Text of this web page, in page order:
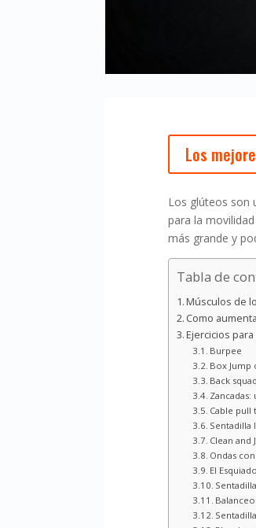
Los
Los glúteos son
para la
más grande y
Tabla de
Músculos de
Como
Ejercicios
Burpee
Box Jump
Back squad
Cable
Sentadilla
Clean and
Ondas
El